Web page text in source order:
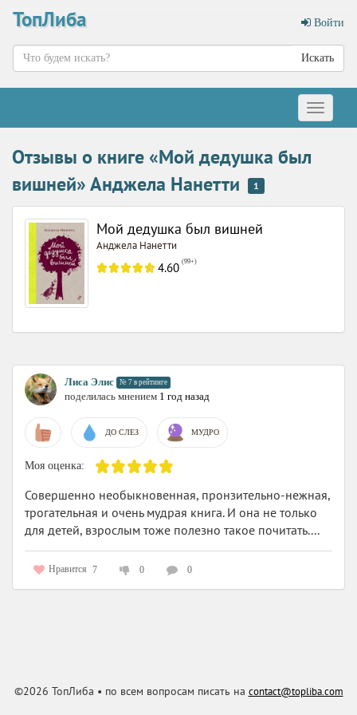
ТопЛиба Войти
Искать
Меню
Отзывы о книге «Мой дедушка был
вишней» Анджела Нанетти
1
Мой дедушка был вишней
Анджела Нанетти
4.60 (99+)
Лиса Элис № 7 в рейтинге
поделилась мнением 1 год назад
ДО СЛЕЗ МУДРО
Моя оценка:
Совершенно необыкновенная, пронзительно-нежная,
трогательная и очень мудрая книга. И она не только
для детей, взрослым тоже полезно такое почитать....
Нравится 7 0 0
©2026 ТопЛиба • по всем вопросам писать на contact@topliba.com